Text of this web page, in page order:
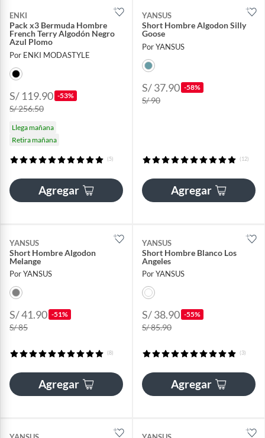
ENKI
Pack x3 Bermuda Hombre
French Terry Algodón Negro
Azul Plomo
Por ENKI MODASTYLE
S/ 119.90 -53%
S/ 256.50
Llega mañana
Retira mañana
(5)
Agregar
YANSUS
Short Hombre Algodon Silly
Goose
Por YANSUS
S/ 37.90 -58%
S/ 90
(12)
Agregar
YANSUS
Short Hombre Algodon
Melange
Por YANSUS
S/ 41.90 -51%
S/ 85
(8)
Agregar
YANSUS
Short Hombre Blanco Los
Angeles
Por YANSUS
S/ 38.90 -55%
S/ 85.90
(3)
Agregar